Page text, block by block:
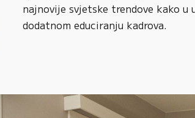
najnovije svjetske trendove kako
dodatnom educiranju kadrova.